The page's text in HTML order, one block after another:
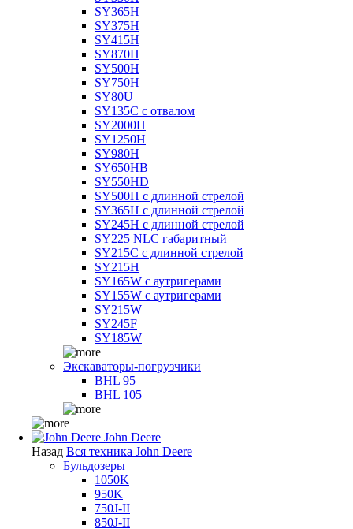
SY365H
SY375H
SY415H
SY870H
SY500H
SY750H
SY80U
SY135C с отвалом
SY2000H
SY1250H
SY980H
SY650HB
SY550HD
SY500H с длинной стрелой
SY365H с длинной стрелой
SY245H с длинной стрелой
SY225 NLC габаритный
SY215C с длинной стрелой
SY215H
SY165W с аутригерами
SY155W с аутригерами
SY215W
SY245F
SY185W
Экскаваторы-погрузчики
BHL 95
BHL 105
John Deere
Назад Вся техника John Deere
Бульдозеры
1050K
950K
750J-II
850J-II